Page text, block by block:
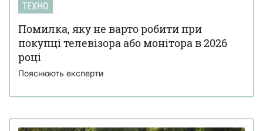
ТЕХНО
Помилка, яку не варто робити при
покупці телевізора або монітора в 2026
році
Пояснюють експерти